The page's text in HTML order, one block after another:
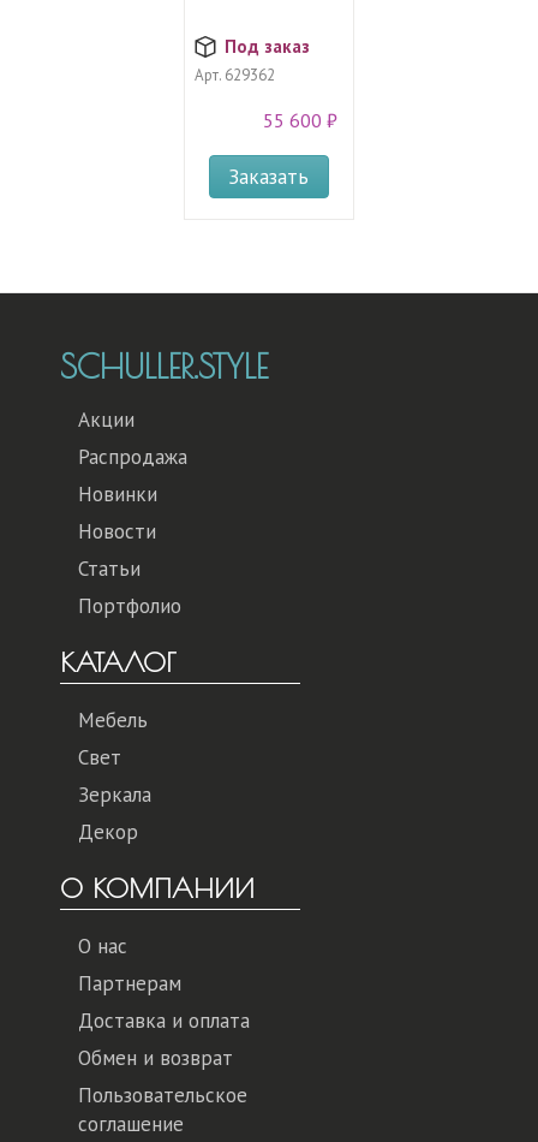
Под заказ
Арт. 629362
55 600 ₽
Заказать
SCHULLER.STYLE
Акции
Распродажа
Новинки
Новости
Статьи
Портфолио
КАТАЛОГ
Мебель
Свет
Зеркала
Декор
О КОМПАНИИ
О нас
Партнерам
Доставка и оплата
Обмен и возврат
Пользовательское
соглашение